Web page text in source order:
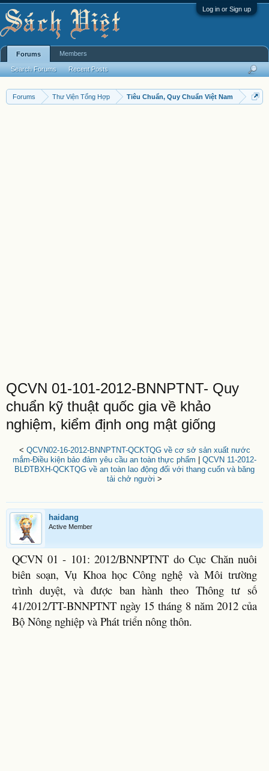
Log in or Sign up
Forums Thư Viện Tổng Hợp Tiêu Chuẩn, Quy Chuẩn Việt Nam
QCVN 01-101-2012-BNNPTNT- Quy
chuẩn kỹ thuật quốc gia về khảo
nghiệm, kiểm định ong mật giống
< QCVN02-16-2012-BNNPTNT-QCKTQG về cơ sở sản xuất nước
mắm-Điều kiện bảo đảm yêu cầu an toàn thực phẩm
QCVN 11-2012-
BLĐTBXH-QCKTQG về an toàn lao động đối với thang cuốn và băng
tải chở người >
haidang
Active Member
QCVN 01 - 101: 2012/BNNPTNT do Cục Chăn nuôi
biên soạn, Vụ Khoa học Công nghệ và Môi trường
trình duyệt, và được ban hành theo Thông tư số
41/2012/TT-BNNPTNT ngày 15 tháng 8 năm 2012 của
Bộ Nông nghiệp và Phát triển nông thôn.
Forums
Search Forums Recent Posts
Members